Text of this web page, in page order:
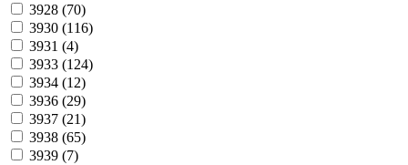
3928 (70)
3930 (116)
3931 (4)
3933 (124)
3934 (12)
3936 (29)
3937 (21)
3938 (65)
3939 (7)